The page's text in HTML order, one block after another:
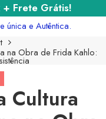
+ Frete Grátis!
única e Autêntica.
na Obra de Frida Kahlo:
Cultura